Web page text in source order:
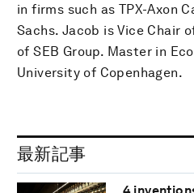
in firms such as TPX-Axon
Sachs. Jacob is Vice Chair
of SEB Group. Master in
University of Copenhagen.
最新記事